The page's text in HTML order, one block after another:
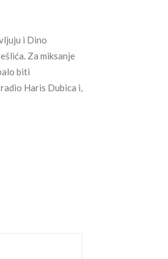
i Dino
Za miksanje
biti
Haris Dubica i,